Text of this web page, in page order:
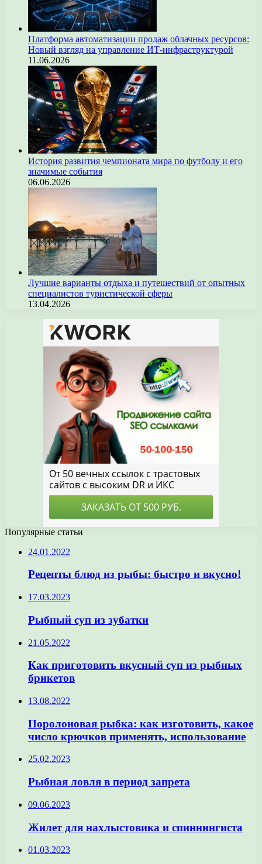
Платформа автоматизации продаж облачных ресурсов:
Новый взгляд на управление ИТ-инфраструктурой
11.06.2026
История развития чемпионата мира по футболу и его
значимые события
06.06.2026
Лучшие варианты отдыха и путешествий от опытных
специалистов туристической сферы
13.04.2026
Популярные статьи
24.01.2022
Рецепты блюд из рыбы: быстро и вкусно!
17.03.2023
Рыбный суп из зубатки
21.05.2022
Как приготовить вкусный суп из рыбных
брикетов
13.08.2022
Поролоновая рыбка: как изготовить, какое
число крючков применять, использование
25.02.2023
Рыбная ловля в период запрета
09.06.2023
Жилет для нахлыстовика и спиннингиста
01.03.2023